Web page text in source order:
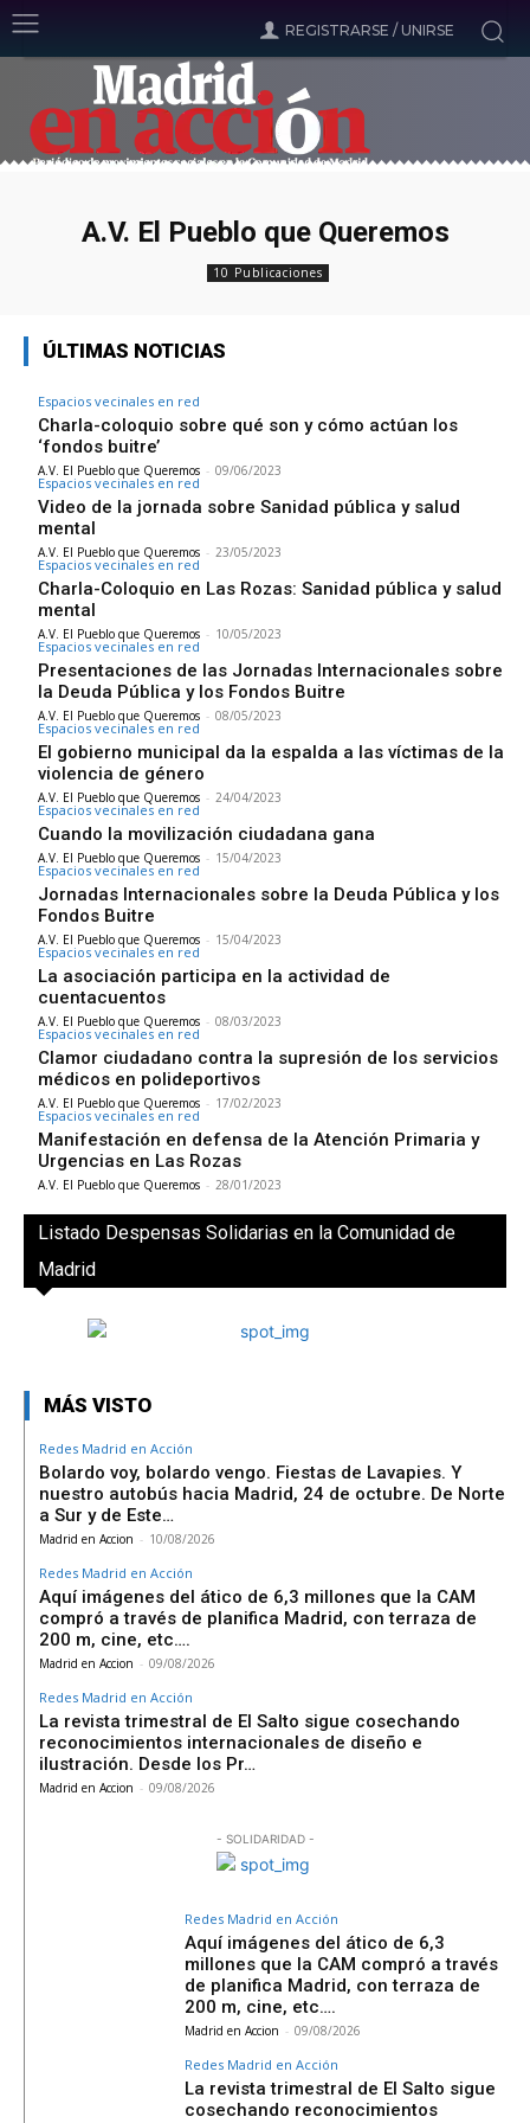
REGISTRARSE / UNIRSE
A.V. El Pueblo que Queremos
10 Publicaciones
ÚLTIMAS NOTICIAS
Espacios vecinales en red
Charla-coloquio sobre qué son y cómo actúan los
‘fondos buitre’
A.V. El Pueblo que Queremos - 09/06/2023
Espacios vecinales en red
Video de la jornada sobre Sanidad pública y salud
mental
A.V. El Pueblo que Queremos - 23/05/2023
Espacios vecinales en red
Charla-Coloquio en Las Rozas: Sanidad pública y salud
mental
A.V. El Pueblo que Queremos - 10/05/2023
Espacios vecinales en red
Presentaciones de las Jornadas Internacionales sobre
la Deuda Pública y los Fondos Buitre
A.V. El Pueblo que Queremos - 08/05/2023
Espacios vecinales en red
El gobierno municipal da la espalda a las víctimas de la
violencia de género
A.V. El Pueblo que Queremos - 24/04/2023
Espacios vecinales en red
Cuando la movilización ciudadana gana
A.V. El Pueblo que Queremos - 15/04/2023
Espacios vecinales en red
Jornadas Internacionales sobre la Deuda Pública y los
Fondos Buitre
A.V. El Pueblo que Queremos - 15/04/2023
Espacios vecinales en red
La asociación participa en la actividad de
cuentacuentos
A.V. El Pueblo que Queremos - 08/03/2023
Espacios vecinales en red
Clamor ciudadano contra la supresión de los servicios
médicos en polideportivos
A.V. El Pueblo que Queremos - 17/02/2023
Espacios vecinales en red
Manifestación en defensa de la Atención Primaria y
Urgencias en Las Rozas
A.V. El Pueblo que Queremos - 28/01/2023
Listado Despensas Solidarias en la Comunidad de
Madrid
MÁS VISTO
Redes Madrid en Acción
Bolardo voy, bolardo vengo. Fiestas de Lavapies. Y
nuestro autobús hacia Madrid, 24 de octubre. De Norte
a Sur y de Este…
Madrid en Accion - 10/08/2026
Redes Madrid en Acción
Aquí imágenes del ático de 6,3 millones que la CAM
compró a través de planifica Madrid, con terraza de
200 m, cine, etc….
Madrid en Accion - 09/08/2026
Redes Madrid en Acción
La revista trimestral de El Salto sigue cosechando
reconocimientos internacionales de diseño e
ilustración. Desde los Pr…
Madrid en Accion - 09/08/2026
- SOLIDARIDAD -
Redes Madrid en Acción
Aquí imágenes del ático de 6,3
millones que la CAM compró a través
de planifica Madrid, con terraza de
200 m, cine, etc….
Madrid en Accion - 09/08/2026
Redes Madrid en Acción
La revista trimestral de El Salto sigue
cosechando reconocimientos